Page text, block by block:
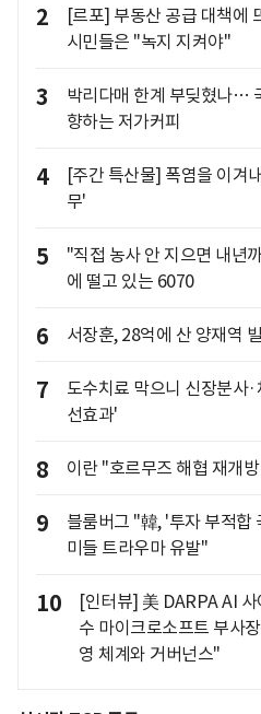
2
[르포] 부동산 공급 대책에
시민들은 "녹지 지켜야"
3
박리다매 한계 부딪혔나…
향하는 저가커피
4
[주간 특산물] 폭염을 이겨
무'
5
"직접 농사 안 지으면 내년
에 떨고 있는 6070
6 서장훈, 28억에 산 양재역
7
도수치료 막으니 신장분사
선효과'
8 이란 "호르무즈 해협 재개
9
블룸버그 "韓, '투자 부적
미들 트라우마 유발"
10
[인터뷰] 美 DARPA AI
수 마이크로소프트 부사
영 체계와 거버넌스"